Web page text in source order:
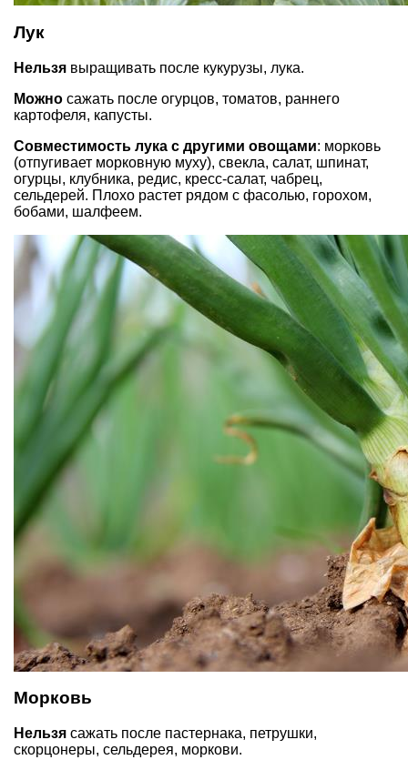
Лук
Нельзя выращивать после кукурузы, лука.
Можно сажать после огурцов, томатов, раннего
картофеля, капусты.
Совместимость лука с другими овощами: морковь
(отпугивает морковную муху), свекла, салат, шпинат,
огурцы, клубника, редис, кресс-салат, чабрец,
сельдерей. Плохо растет рядом с фасолью, горохом,
бобами, шалфеем.
Морковь
Нельзя сажать после пастернака, петрушки,
скорцонеры, сельдерея, моркови.